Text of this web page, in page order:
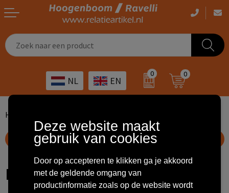
NL EN
0 0
Giveaways
Home & living
Tassen
Office
Werkkleding
Overig
Outdoor artikelen bedrukken
Transport
Kunst & cultuur
Kinderopvang
Home
Toon filteropties
Rugzakjes
Deze website maakt
gebruik van cookies
Door op accepteren te klikken ga je akkoord
met de geldende omgang van
productinformatie zoals op de website wordt